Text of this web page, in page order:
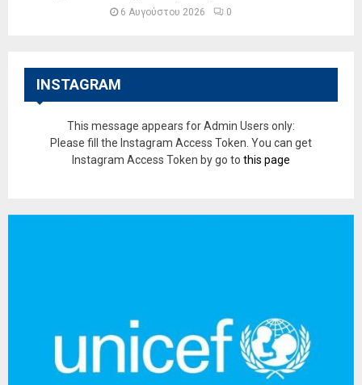
6 Αυγούστου 2026 0
INSTAGRAM
This message appears for Admin Users only:
Please fill the Instagram Access Token. You can get
Instagram Access Token by go to this page